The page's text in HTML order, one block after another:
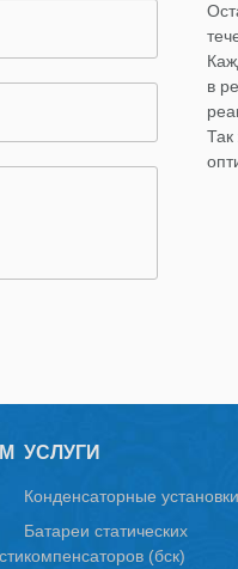
в
УСЛУГИ
Конденсаторные установки
Батареи статических
компенсаторов (бск)